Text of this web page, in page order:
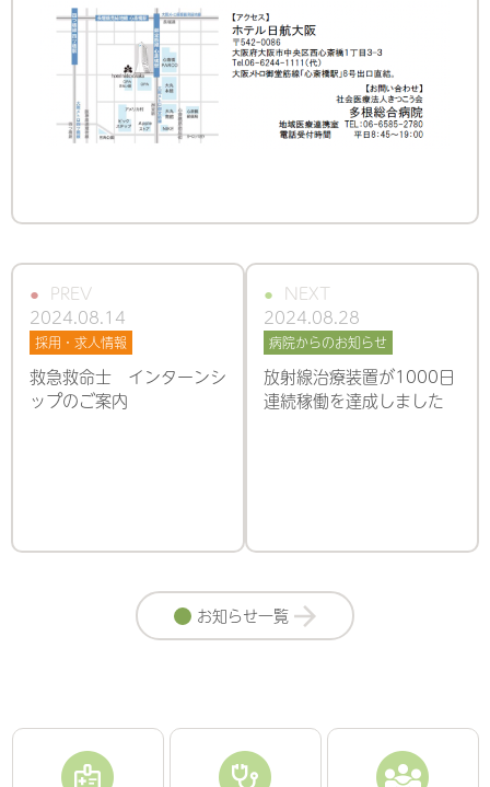
PREV
2024.08.14
採用・求人情報
救急救命士 インターンシ
ップのご案内
NEXT
2024.08.28
病院からのお知らせ
放射線治療装置が1000日
連続稼働を達成しました
お知らせ一覧